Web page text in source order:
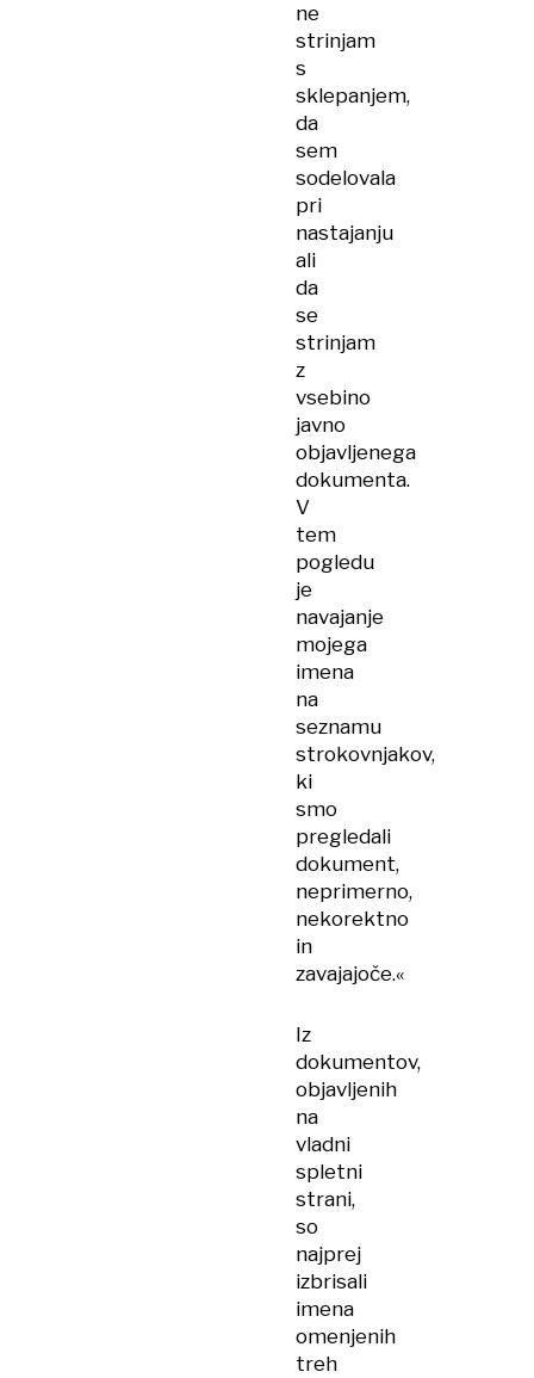
ne
strinjam
s
sklepanjem,
da
sem
sodelovala
pri
nastajanju
ali
da
se
strinjam
z
vsebino
javno
objavljenega
dokumenta.
V
tem
pogledu
je
navajanje
mojega
imena
na
seznamu
strokovnjakov,
ki
smo
pregledali
dokument,
neprimerno,
nekorektno
in
zavajajoče.«
Iz
dokumentov,
objavljenih
na
vladni
spletni
strani,
so
najprej
izbrisali
imena
omenjenih
treh